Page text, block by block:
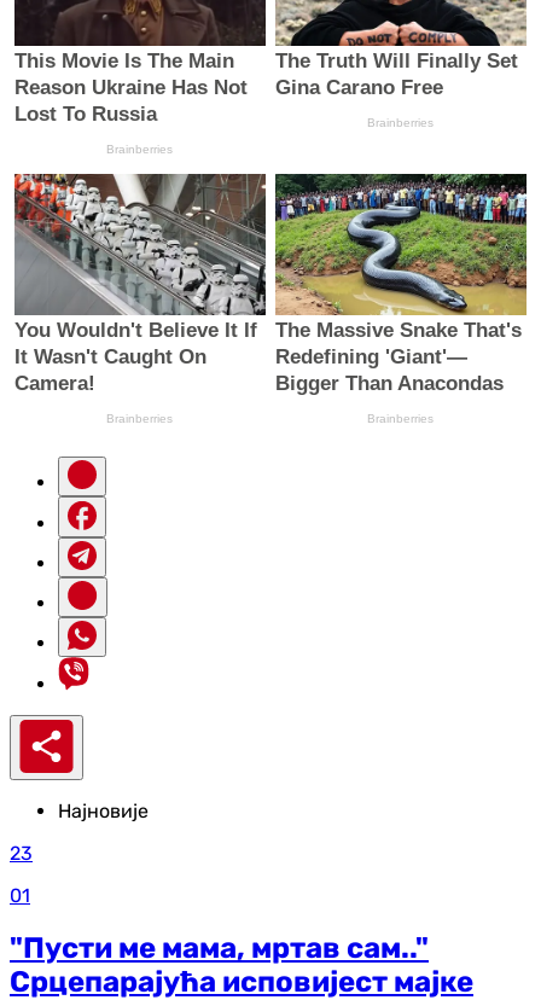
Најновије
23
01
"Пусти ме мама, мртав сам.."
Срцепарајућа исповијест мајке